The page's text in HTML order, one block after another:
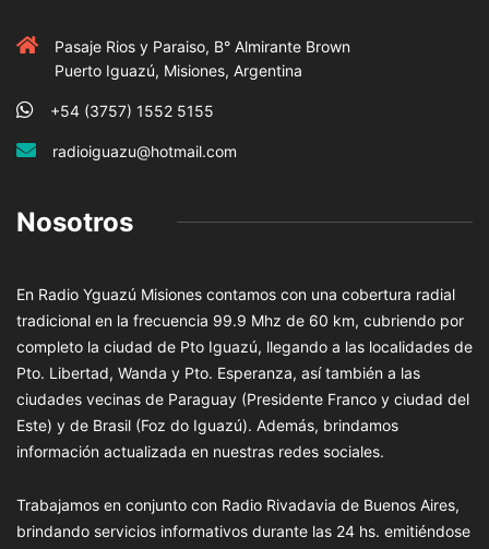
Pasaje Rios y Paraiso, B° Almirante Brown
Puerto Iguazú, Misiones, Argentina
+54 (3757) 1552 5155
radioiguazu@hotmail.com
Nosotros
En Radio Yguazú Misiones contamos con una cobertura radial
tradicional en la frecuencia 99.9 Mhz de 60 km, cubriendo por
completo la ciudad de Pto Iguazú, llegando a las localidades de
Pto. Libertad, Wanda y Pto. Esperanza, así también a las
ciudades vecinas de Paraguay (Presidente Franco y ciudad del
Este) y de Brasil (Foz do Iguazú). Además, brindamos
información actualizada en nuestras redes sociales.
Trabajamos en conjunto con Radio Rivadavia de Buenos Aires,
brindando servicios informativos durante las 24 hs. emitiéndose